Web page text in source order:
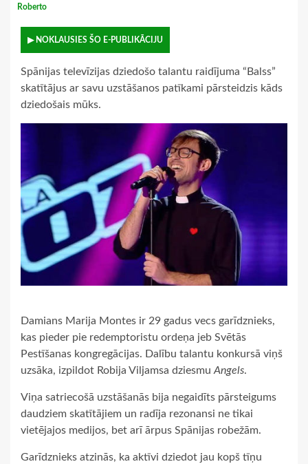
Roberto
▶ NOKLAUSIES ŠO E-PUBLIKĀCIJU
Spānijas televīzijas dziedošo talantu raidījuma “Balss”
skatītājus ar savu uzstāšanos patīkami pārsteidzis kāds
dziedošais mūks.
Damians Marija Montes ir 29 gadus vecs garīdznieks,
kas pieder pie redemptoristu ordeņa jeb Svētās
Pestīšanas kongregācijas. Dalību talantu konkursā viņš
uzsāka, izpildot Robija Viljamsa dziesmuAngels.
Viņa satriecošā uzstāšanās bija negaidīts pārsteigums
daudziem skatītājiem un radīja rezonansi ne tikai
vietējajos medijos, bet arī ārpus Spānijas robežām.
Garīdznieks atzinās, ka aktīvi dziedot jau kopš tīņu